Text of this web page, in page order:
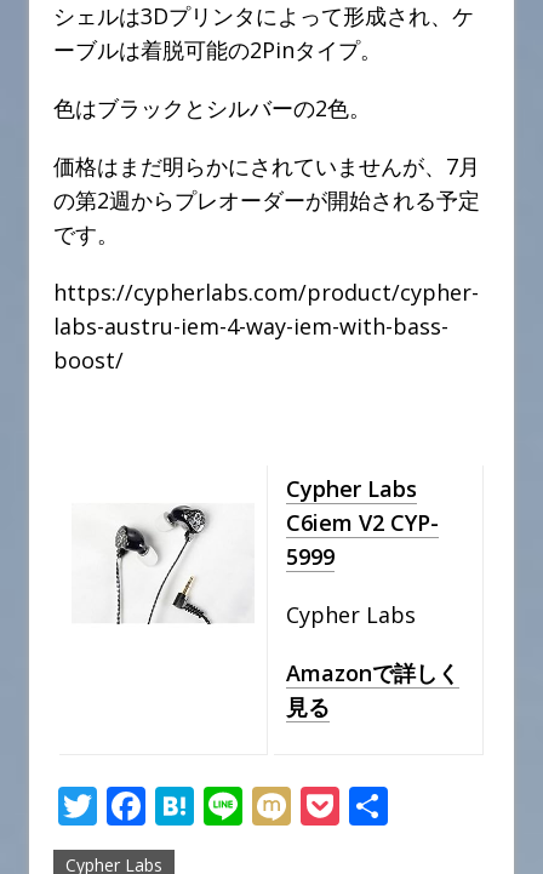
シェルは3Dプリンタによって形成され、ケ
ーブルは着脱可能の2Pinタイプ。
色はブラックとシルバーの2色。
価格はまだ明らかにされていませんが、7月
の第2週からプレオーダーが開始される予定
です。
https://cypherlabs.com/product/cypher-
labs-austru-iem-4-way-iem-with-bass-
boost/
Cypher Labs
C6iem V2 CYP-
5999
Cypher Labs
Amazonで詳しく
見る
T
w
F
a
H Li M P
Cypher Labs